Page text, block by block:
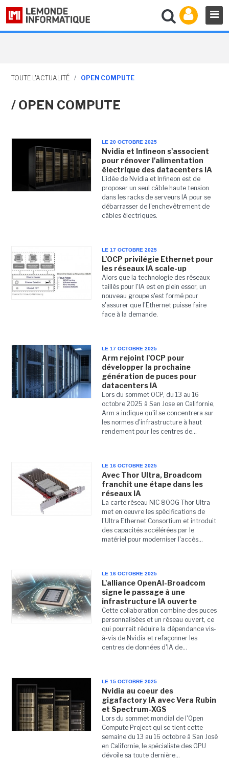
TOUTE L'ACTUALITÉ / OPEN COMPUTE
/ OPEN COMPUTE
LE 20 OCTOBRE 2025
Nvidia et Infineon s'associent
pour rénover l'alimentation
électrique des datacenters IA
L'idée de Nvidia et Infineon est de
proposer un seul câble haute tension
dans les racks de serveurs IA pour se
débarrasser de l'enchevêtrement de
câbles électriques.
LE 17 OCTOBRE 2025
L'OCP privilégie Ethernet pour
les réseaux IA scale-up
Alors que la technologie des réseaux
taillés pour l'IA est en plein essor, un
nouveau groupe s'est formé pour
s'assurer que l'Ethernet puisse faire
face à la demande.
LE 17 OCTOBRE 2025
Arm rejoint l'OCP pour
développer la prochaine
génération de puces pour
datacenters IA
Lors du sommet OCP, du 13 au 16
octobre 2025 à San Jose en Californie,
Arm a indique qu'il se concentrera sur
les normes d'infrastructure à haut
rendement pour les centres de...
LE 16 OCTOBRE 2025
Avec Thor Ultra, Broadcom
franchit une étape dans les
réseaux IA
La carte réseau NIC 800G Thor Ultra
met en oeuvre les spécifications de
l'Ultra Ethernet Consortium et introduit
des capacités accélérées par le
matériel pour moderniser l'accès...
LE 16 OCTOBRE 2025
L'alliance OpenAI-Broadcom
signe le passage à une
infrastructure IA ouverte
Cette collaboration combine des puces
personnalisées et un réseau ouvert, ce
qui pourrait réduire la dépendance vis-
à-vis de Nvidia et refaçonner les
centres de données d'IA de...
LE 15 OCTOBRE 2025
Nvidia au coeur des
gigafactory IA avec Vera Rubin
et Spectrum-XGS
Lors du sommet mondial de l'Open
Compute Project qui se tient cette
semaine du 13 au 16 octobre à San José
en Californie, le spécialiste des GPU
dévoile sa toute dernière...